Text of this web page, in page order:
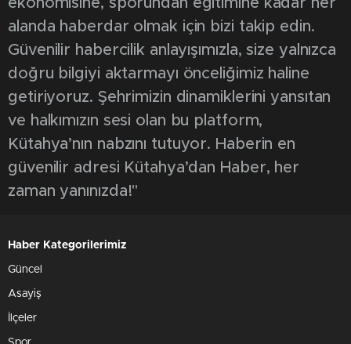
ekonomisine, sporundan eğitimine kadar her
alanda haberdar olmak için bizi takip edin.
Güvenilir habercilik anlayışımızla, size yalnızca
doğru bilgiyi aktarmayı önceliğimiz haline
getiriyoruz. Şehrimizin dinamiklerini yansıtan
ve halkımızın sesi olan bu platform,
Kütahya’nın nabzını tutuyor. Haberin en
güvenilir adresi Kütahya’dan Haber, her
zaman yanınızda!"
Haber Kategorilerimiz
Güncel
Asayiş
İlçeler